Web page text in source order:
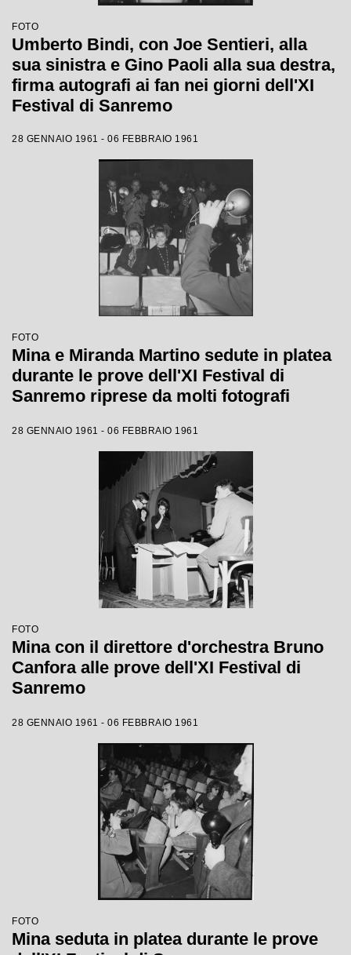
FOTO
Umberto Bindi, con Joe Sentieri, alla
sua sinistra e Gino Paoli alla sua destra,
firma autografi ai fan nei giorni dell'XI
Festival di Sanremo
28 GENNAIO 1961 - 06 FEBBRAIO 1961
FOTO
Mina e Miranda Martino sedute in platea
durante le prove dell'XI Festival di
Sanremo riprese da molti fotografi
28 GENNAIO 1961 - 06 FEBBRAIO 1961
FOTO
Mina con il direttore d'orchestra Bruno
Canfora alle prove dell'XI Festival di
Sanremo
28 GENNAIO 1961 - 06 FEBBRAIO 1961
FOTO
Mina seduta in platea durante le prove